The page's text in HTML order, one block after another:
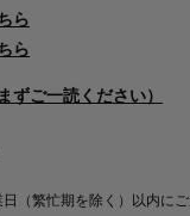
ら
ら
ご一読ください）
（繁忙期を除く）以内に